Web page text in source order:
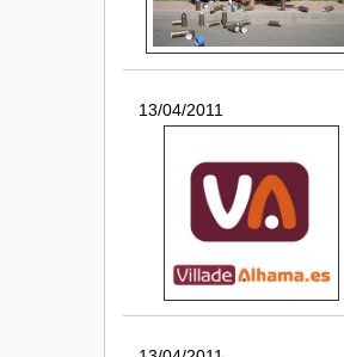
13/04/2011